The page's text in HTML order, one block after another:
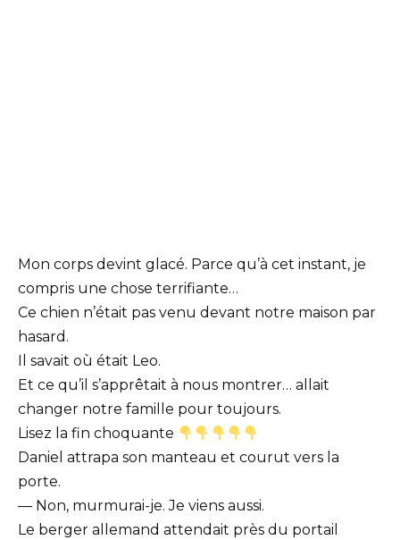
Mon corps devint glacé. Parce qu’à cet instant, je
compris une chose terrifiante…
Ce chien n’était pas venu devant notre maison par
hasard.
Il savait où était Leo.
Et ce qu’il s’apprêtait à nous montrer… allait
changer notre famille pour toujours.
Lisez la fin choquante
Daniel attrapa son manteau et courut vers la
porte.
— Non, murmurai-je. Je viens aussi.
Le berger allemand attendait près du portail